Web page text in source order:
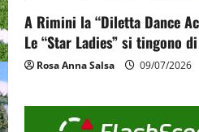
A Rimini la “Diletta Dance
Le “Star Ladies” si tingono
Rosa Anna Salsa 09/07/2026